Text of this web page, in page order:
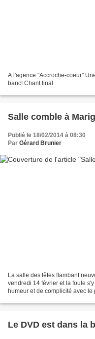
A l'agence "Accroche-coeur"
banc! Chant final
Salle comble à
Publié le 18/02/2014 à 08:30
Par Gérard Brunier
La salle des fêtes flambant
vendredi 14 février et la foule
humeur et de complicité avec
Le DVD est dans la